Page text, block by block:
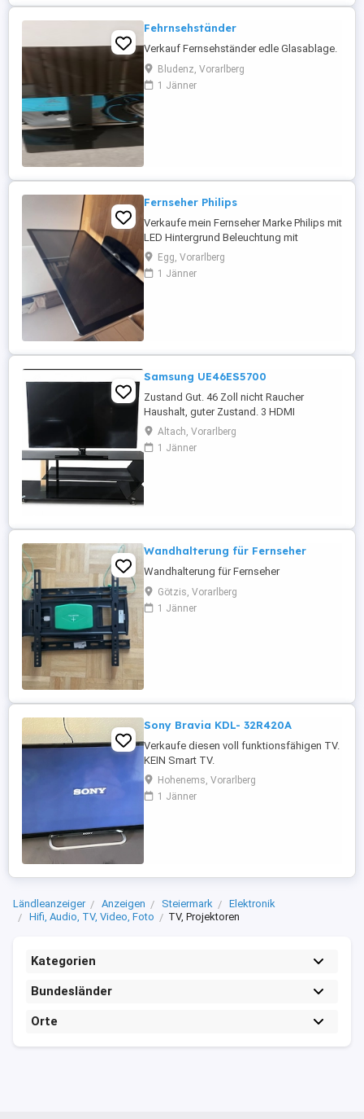
Fehrnsehständer
Verkauf Fernsehständer edle Glasablage.
Bludenz, Vorarlberg
1 Jänner
Fernseher Philips
Verkaufe mein Fernseher Marke Philips mit
LED Hintergrund Beleuchtung mit
Fernbedienung
Egg, Vorarlberg
1 Jänner
Samsung UE46ES5700
Zustand Gut. 46 Zoll nicht Raucher
Haushalt, guter Zustand. 3 HDMI
anschlüsse integrierte CI Modul für eine
Smart Card ist Defekt, da die Pins
verbogen sind. Kein Smart Tv. Sonst
Altach, Vorarlberg
1 Jänner
Wandhalterung für Fernseher
Wandhalterung für Fernseher
Götzis, Vorarlberg
1 Jänner
Sony Bravia KDL- 32R420A
Verkaufe diesen voll funktionsfähigen TV.
KEIN Smart TV.
Hohenems, Vorarlberg
1 Jänner
Ländleanzeiger Anzeigen Steiermark
Elektronik
Hifi, Audio, TV, Video, Foto
TV, Projektoren
Kategorien
Bundesländer
Orte